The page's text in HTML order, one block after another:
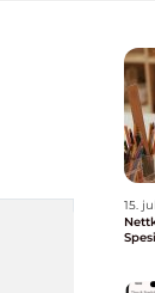
15. jul